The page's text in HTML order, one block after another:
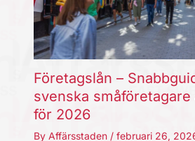
Företagslån –
svenska småföretagare
för 2026
By Affärsstaden / februari 26,